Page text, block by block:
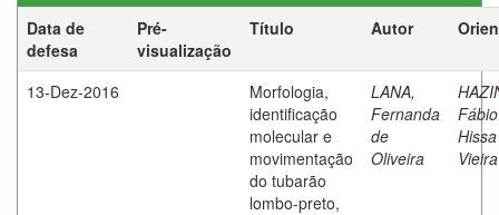
Data de
defesa
Pré-
visualização
Título Autor
13-Dez-2016
Morfologia,
identificação
molecular e
movimentação
do tubarão
lombo-preto,
LANA,
Fernanda
de
Oliveira
Fábio
Hissa
Vieira